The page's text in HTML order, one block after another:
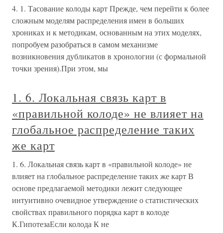
4. 1. Тасование колоды карт Прежде, чем перейти к более
сложным моделям распределения имен в больших
хрониках и к методикам, основанным на этих моделях,
попробуем разобраться в самом механизме
возникновения дубликатов в хронологии (с формальной
точки зрения).При этом, мы
1. 6. Локальная связь карт в
«правильной колоде» не влияет на
глобальное распределение таких
же карт
1. 6. Локальная связь карт в «правильной колоде» не
влияет на глобальное распределение таких же карт В
основе предлагаемой методики лежит следующее
интуитивно очевидное утверждение о статистических
свойствах правильного порядка карт в колоде
К.ГипотезаЕсли колода К не